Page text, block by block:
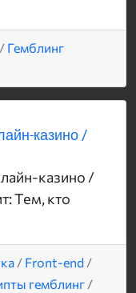
/ Гемблинг
казино /
казино /
Тем, кто
/ Front-end /
гемблинг /